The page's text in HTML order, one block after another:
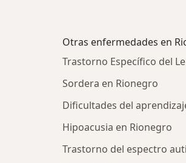
Otras enfermedades en
Trastorno Específico del
Sordera en Rionegro
Dificultades del
Hipoacusia en Rionegro
Trastorno del espectro